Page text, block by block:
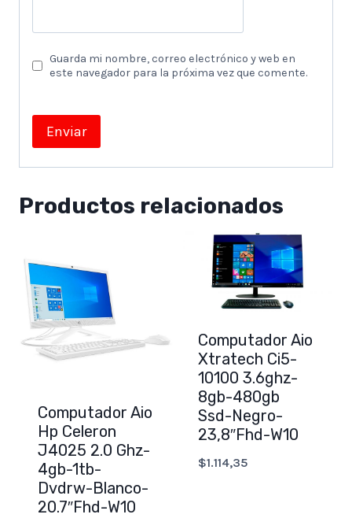
Guarda mi nombre, correo electrónico y web en
este navegador para la próxima vez que comente.
Productos relacionados
Computador Aio
Hp Celeron
J4025 2.0 Ghz-
4gb-1tb-
Dvdrw-Blanco-
20.7″Fhd-W10
Computador Aio
Xtratech Ci5-
10100 3.6ghz-
8gb-480gb
Ssd-Negro-
23,8″Fhd-W10
$1.114,35